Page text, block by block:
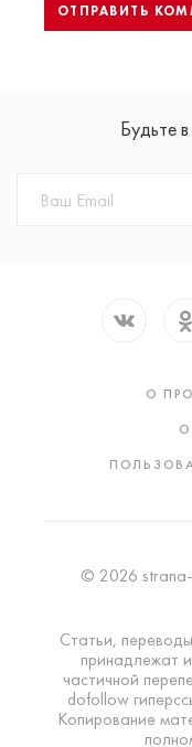
Будьте
О
© 2026 strana-
Статьи,
принадлежат
частичной
dofollow
Копирование